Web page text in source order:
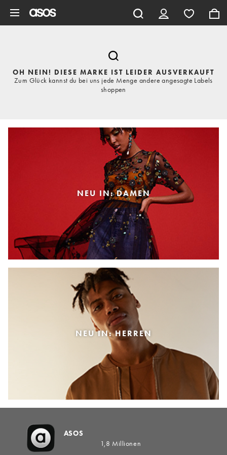
OH NEIN! DIESE MARKE IST LEIDER AUSVERKAUFT
Zum Glück kannst du bei uns jede Menge andere angesagte Labels
shoppen
NEU IN: DAMEN
NEU IN: HERREN
ASOS
1,8 Millionen